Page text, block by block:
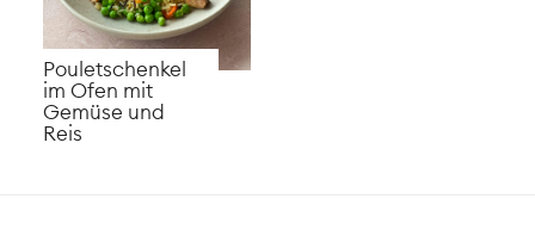
Pouletschenkel
im Ofen mit
Gemüse und
Reis